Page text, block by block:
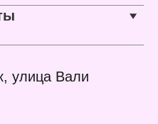
улица Вали